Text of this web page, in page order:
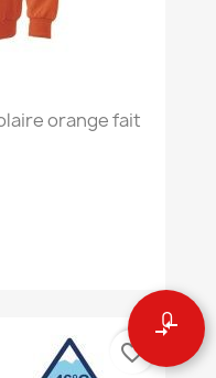
0
compare_arrows
orange fait
favorite_border